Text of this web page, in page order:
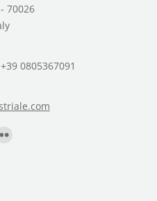
70026
0805367091